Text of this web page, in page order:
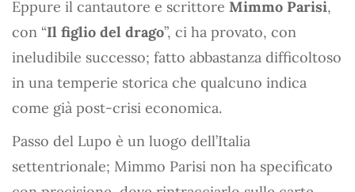
Eppure il cantautore e scrittore Mimmo Parisi,
con “Il figlio del drago”, ci ha provato, con
ineludibile successo; fatto abbastanza difficoltoso
in una temperie storica che qualcuno indica
come già post-crisi economica.
Passo del Lupo è un luogo dell’Italia
settentrionale; Mimmo Parisi non ha specificato